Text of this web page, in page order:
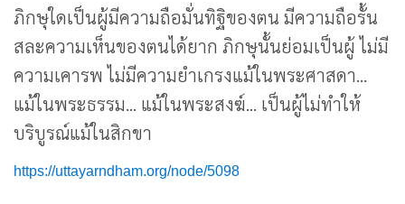
ภิกษุใดเป็นผู้มีความถือมั่นทิฐิของตน มีความถือรั้น
สละความเห็นของตนได้ยาก ภิกษุนั้นย่อมเป็นผู้ ไม่มี
ความเคารพ ไม่มีความยำเกรงแม้ในพระศาสดา...
แม้ในพระธรรม... แม้ในพระสงฆ์... เป็นผู้ไม่ทำให้
บริบูรณ์แม้ในสิกขา
https://uttayarndham.org/node/5098